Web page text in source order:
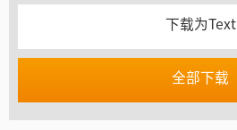
下载为Text
全部下载